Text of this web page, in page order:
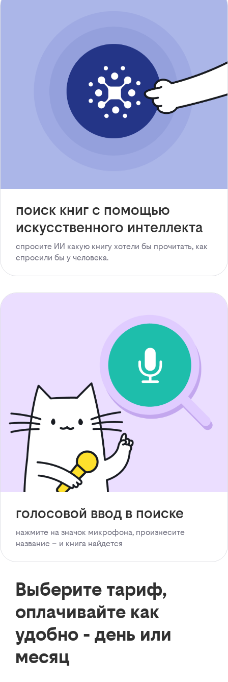
поиск книг с помощью
искусственного интеллекта
спросите ИИ какую книгу хотели бы прочитать, как
спросили бы у человека.
голосовой ввод в поиске
нажмите на значок микрофона, произнесите
название – и книга найдется
Выберите тариф,
оплачивайте как
удобно - день или
месяц